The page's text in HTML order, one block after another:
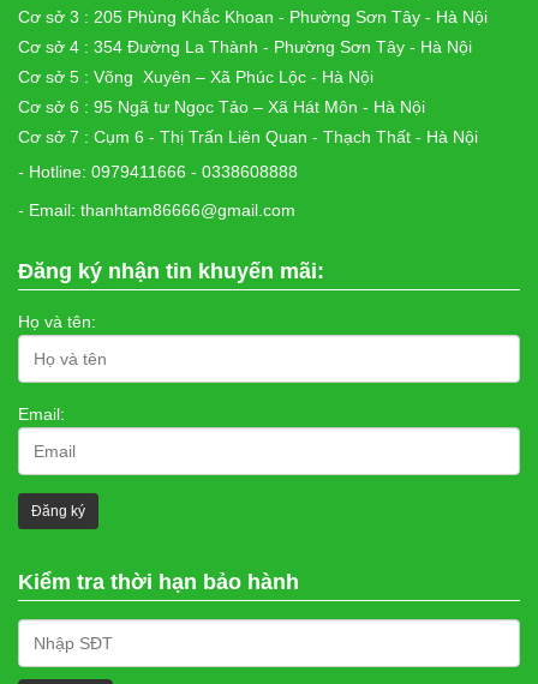
Cơ sở 3 : 205 Phùng Khắc Khoan - Phường Sơn Tây - Hà Nội
Cơ sở 4 : 354 Đường La Thành - Phường Sơn Tây - Hà Nội
Cơ sở 5 : Võng Xuyên – Xã Phúc Lộc - Hà Nội
Cơ sở 6 : 95 Ngã tư Ngọc Tảo – Xã Hát Môn - Hà Nội
Cơ sở 7 : Cụm 6 - Thị Trấn Liên Quan - Thạch Thất - Hà Nội
- Hotline: 0979411666 - 0338608888
- Email: thanhtam86666@gmail.com
Đăng ký nhận tin khuyến mãi:
Họ và tên:
Email:
Kiểm tra thời hạn bảo hành